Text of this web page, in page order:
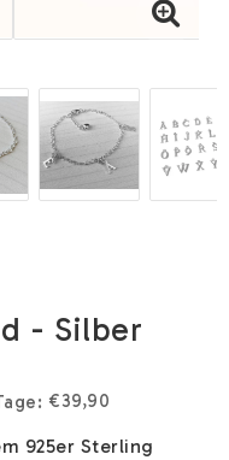
- Silber
€39,90
925er Sterling